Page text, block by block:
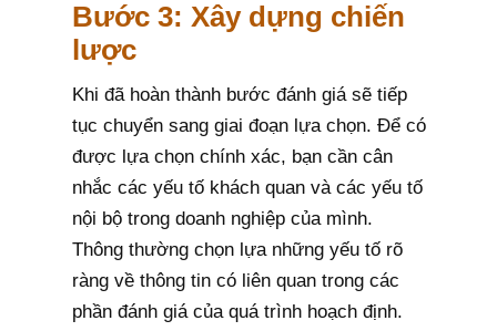
Bước 3: Xây dựng chiến
lược
Khi đã hoàn thành bước đánh giá sẽ tiếp
tục chuyển sang giai đoạn lựa chọn. Để có
được lựa chọn chính xác, bạn cần cân
nhắc các yếu tố khách quan và các yếu tố
nội bộ trong doanh nghiệp của mình.
Thông thường chọn lựa những yếu tố rõ
ràng về thông tin có liên quan trong các
phần đánh giá của quá trình hoạch định.